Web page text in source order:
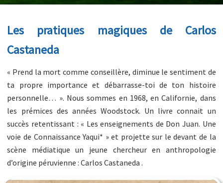
Les pratiques magiques de Carlos
Castaneda
« Prend la mort comme conseillère, diminue le sentiment de
ta propre importance et débarrasse-toi de ton histoire
personnelle… ». Nous sommes en 1968, en Californie, dans
les prémices des années Woodstock. Un livre connait un
succès retentissant : « Les enseignements de Don Juan. Une
voie de Connaissance Yaqui* » et projette sur le devant de la
scène médiatique un jeune chercheur en anthropologie
d’origine péruvienne : Carlos Castaneda .